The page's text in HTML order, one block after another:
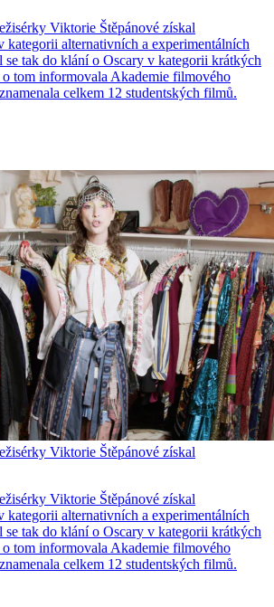
Viktorie Štěpánové získal
kategorii alternativních a experimentálních
tak do klání o Oscary v kategorii krátkých
tom informovala Akademie filmového
celkem 12 studentských filmů.
Viktorie Štěpánové získal
Viktorie Štěpánové získal
kategorii alternativních a experimentálních
tak do klání o Oscary v kategorii krátkých
tom informovala Akademie filmového
celkem 12 studentských filmů.